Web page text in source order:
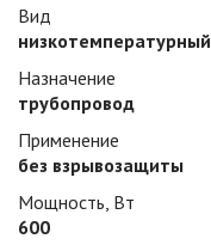
Вид
низкотемпературный
Назначение
трубопровод
Применение
без взрывозащиты
Мощность, Вт
600